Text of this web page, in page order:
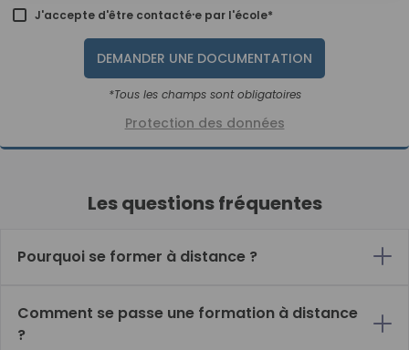
J'accepte d'être contacté⸱e par l'école*
DEMANDER UNE DOCUMENTATION
*Tous les champs sont obligatoires
Protection des données
Les questions fréquentes
Pourquoi se former à distance ?
Comment se passe une formation à distance
?